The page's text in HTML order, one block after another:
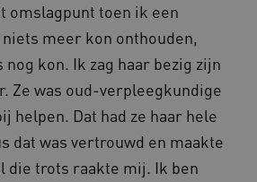
omslagpunt toen ik een
meer kon onthouden,
kon. Ik zag haar bezig zijn
Ze was oud-verpleegkundige
helpen. Dat had ze haar hele
dat was vertrouwd en maakte
die trots raakte mij. Ik ben
.youtube.com
5
.vimeo.com
50
Google Privacy Policy